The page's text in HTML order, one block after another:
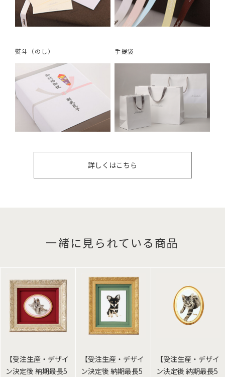
熨斗（のし） 手提袋
詳しくはこちら
一緒に見られている商品
【受注生産・デザイ
ン決定後 納期最長5
【受注生産・デザイ
ン決定後 納期最長5
【受注生産・デザイ
ン決定後 納期最長5